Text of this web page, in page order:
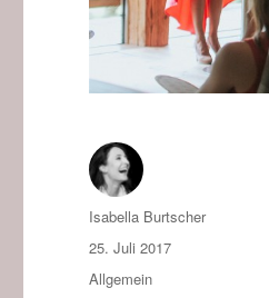
Autor
Isabella Burtscher
Veröffentlicht
am
25. Juli 2017
Kategorien
Allgemein